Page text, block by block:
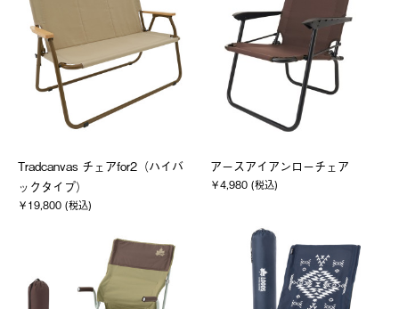
Tradcanvas チェアfor2（ハイバ
ックタイプ）
￥19,800 (税込)
アースアイアンローチェア
￥4,980 (税込)